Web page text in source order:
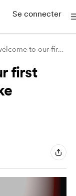
Se connecter
Warm welcome to our first member, Robert
first